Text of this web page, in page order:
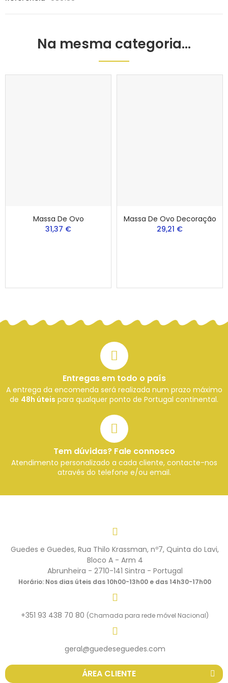
Na mesma categoria...
Massa De Ovo
31,37 €
Massa De Ovo Decoração
29,21 €
Entregas em todo o país
A entrega da encomenda será realizada num prazo máximo
de 48h úteis para qualquer ponto de Portugal continental.
Tem dúvidas? Fale connosco
Atendimento personalizado a cada cliente, contacte-nos
através do telefone e/ou email.
Guedes e Guedes, Rua Thilo Krassman, nº7, Quinta do Lavi,
Bloco A - Arm 4
Abrunheira - 2710-141 Sintra - Portugal
Horário: Nos dias úteis das 10h00-13h00 e das 14h30-17h00
+351 93 438 70 80 (Chamada para rede móvel Nacional)
geral@guedeseguedes.com
ÁREA CLIENTE